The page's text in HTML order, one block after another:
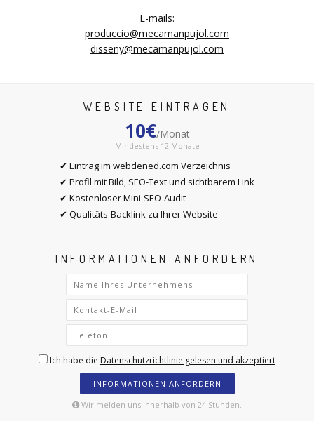
E-mails:
produccio@mecamanpujol.com
disseny@mecamanpujol.com
WEBSITE EINTRAGEN
10€/Monat
Mindestens 12 Monate
✔ Eintrag im webdened.com Verzeichnis
✔ Profil mit Bild, SEO-Text und sichtbarem Link
✔ Kostenloser Mini-SEO-Audit
✔ Qualitäts-Backlink zu Ihrer Website
INFORMATIONEN ANFORDERN
Ich habe die Datenschutzrichtlinie gelesen und akzeptiert
INFORMATIONEN ANFORDERN
Wir melden uns innerhalb von 24 Stunden.